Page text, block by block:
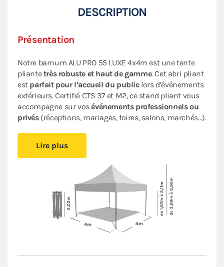
DESCRIPTION
Présentation
Notre barnum ALU PRO 55 LUXE 4x4m est une tente
pliantetrès robuste et haut de gamme. Cet abri pliant
estparfait pour l’accueil du publiclors d’événements
extérieurs.Certifié CTS 37 et M2, ce stand pliant vous
accompagne sur vosévénements professionnels ou
privés (réceptions, mariages, foires, salons, marchés…).
installer rapidement sans avoir besoin d’outil. Cette
tonnelle pliante très performante offre une
esthétique professionnelle
matériaux de qualité supérieure utilisés
garantissent la longévitéde votre tente pliante.
Sa bâche en PVC épais de 580 g/m² est
résistante et imperméableque celles des
utilisationintensive.
Lire plus